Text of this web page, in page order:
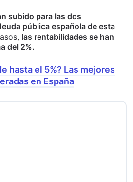
subido para las dos
pública española de esta
las rentabilidades se han
del 2%.
hasta el 5%? Las mejores
en España